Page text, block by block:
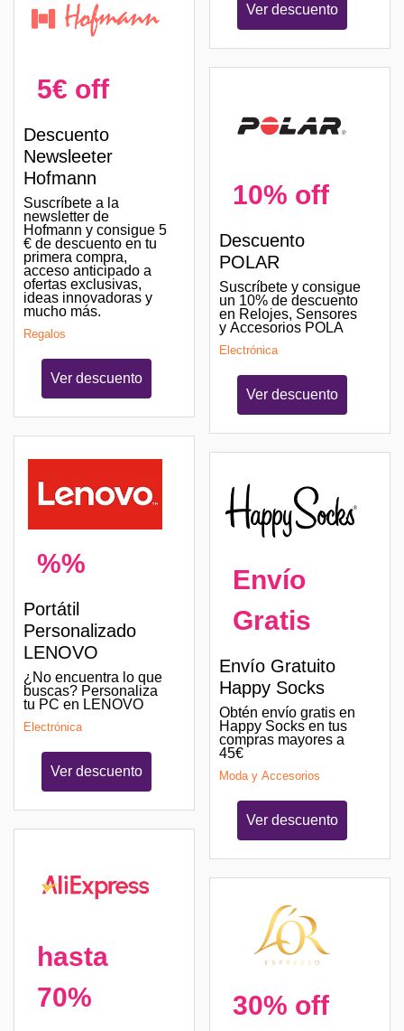
5€ off
Descuento
Newsleeter
Hofmann
Suscríbete a la
newsletter de
Hofmann y consigue 5
€ de descuento en tu
primera compra,
acceso anticipado a
ofertas exclusivas,
ideas innovadoras y
mucho más.
Regalos
Ver descuento
%%
Portátil
Personalizado
LENOVO
¿No encuentra lo que
buscas? Personaliza
tu PC en LENOVO
Electrónica
Ver descuento
hasta
70%
Ver descuento
10% off
Descuento
POLAR
Suscríbete y consigue
un 10% de descuento
en Relojes, Sensores
y Accesorios POLA
Electrónica
Ver descuento
Envío
Gratis
Envío Gratuito
Happy Socks
Obtén envío gratis en
Happy Socks en tus
compras mayores a
45€
Moda y Accesorios
Ver descuento
30% off